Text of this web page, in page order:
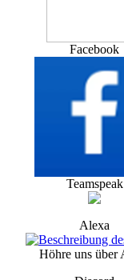
Facebook
Teamspeak
Alexa
Höhre uns über